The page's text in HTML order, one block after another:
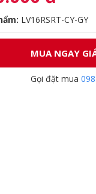
LV16RSRT-CY-GY
MUA NGAY
Gọi đặt mua